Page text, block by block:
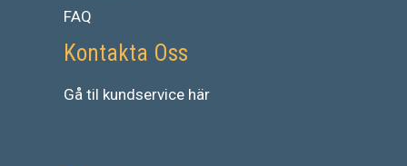
FAQ
Kontakta Oss
Gå til kundservice här